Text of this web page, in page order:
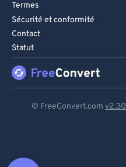
Termes
Sécurité et conformité
Contact
Statut
© FreeConvert.com v2.30